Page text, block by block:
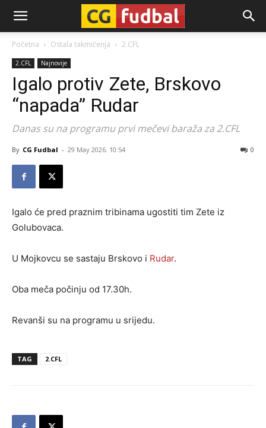
CG-
Fudbal
Početna Ostala takmičenja 2.CFL
2.CFL Najnovije
Igalo protiv Zete, Brskovo
“napada” Rudar
Danas su na programu prvi mečevi baraža za 2.CFL
By CG Fudbal - 29 May 2026. 10:54 0
Igalo će pred praznim tribinama ugostiti tim Zete iz
Golubovaca.
U Mojkovcu se sastaju Brskovo i Rudar.
Oba meča počinju od 17.30h.
Revanši su na programu u srijedu.
TAG 2.CFL